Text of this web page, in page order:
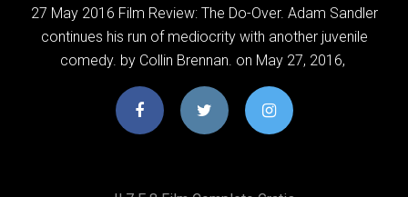
27 May 2016 Film Review: The Do-Over. Adam Sandler
continues his run of mediocrity with another juvenile
comedy. by Collin Brennan. on May 27, 2016,